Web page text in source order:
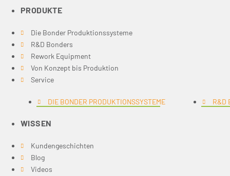
PRODUKTE
Die Bonder Produktionssysteme
R&D Bonders
Rework Equipment
Von Konzept bis Produktion
Service
DIE BONDER PRODUKTIONSSYSTEME R&D
WISSEN
Kundengeschichten
Blog
Videos